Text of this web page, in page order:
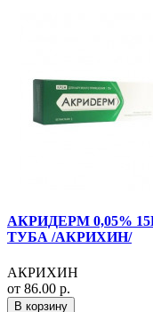
АКРИДЕРМ 0,05%
ТУБА /АКРИХИН/
АКРИХИН
от 86.00 р.
В корзину